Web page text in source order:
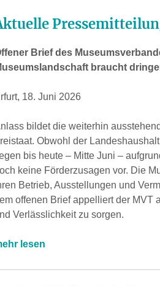
Brief des
braucht
18. Juni 2026
bildet die weiterhin
Obwohl der
bis heute – Mitte Juni –
keine Förderzusagen vor. Die
Betrieb, Ausstellungen und
offenen Brief appelliert der MVT
Verlässlichkeit zu sorgen.
lesen